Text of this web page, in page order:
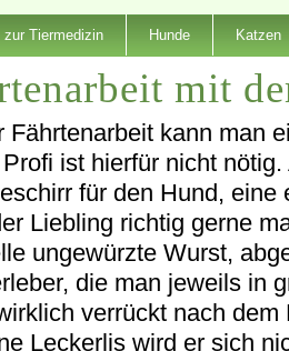
Tiermedizin Hunde Katzen
mit
Fährtenarbeit kann man
ist hierfür nicht
für den Hund,
Liebling richtig gerne
ungewürzte Wurst,
die man jeweils in
verrückt nach
Leckerlis wird er sich